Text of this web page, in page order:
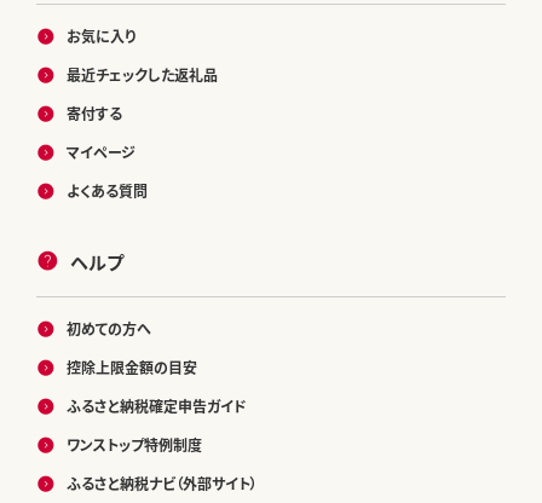
お気に入り
最近チェックした返礼品
寄付する
マイページ
よくある質問
ヘルプ
初めての方へ
控除上限金額の目安
ふるさと納税確定申告ガイド
ワンストップ特例制度
ふるさと納税ナビ（外部サイト）